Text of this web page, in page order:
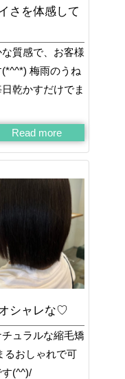
さを体感して
質感で、お客様
梅雨のうね
乾かすだけでま
Read more
シャレな♡
ュラルな縮毛矯
るおしゃれで可
(^^)/